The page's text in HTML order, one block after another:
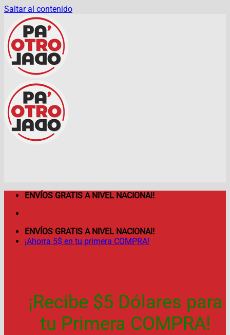
Saltar al contenido
ENVÍOS GRATIS A NIVEL NACIONAl!
ENVÍOS GRATIS A NIVEL NACIONAl!
¡Ahorra 5$ en tu primera COMPRA!
¡Recibe $5 Dólares para
tu Primera COMPRA!